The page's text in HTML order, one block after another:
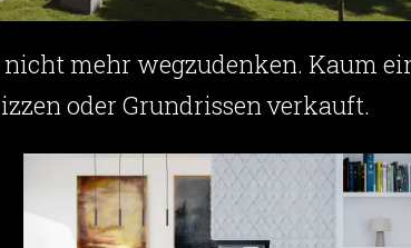
mehr wegzudenken. Kaum
oder Grundrissen verkauft.